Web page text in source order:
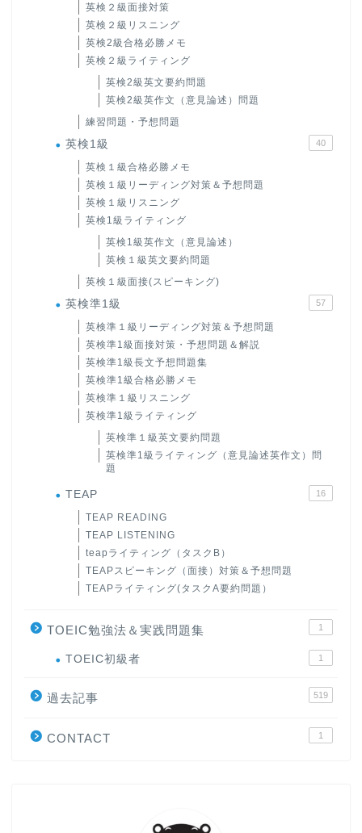
英検２級面接対策
英検２級リスニング
英検2級合格必勝メモ
英検２級ライティング
英検2級英文要約問題
英検2級英作文（意見論述）問題
練習問題・予想問題
英検1級 40
英検１級合格必勝メモ
英検１級リーディング対策＆予想問題
英検１級リスニング
英検1級ライティング
英検1級英作文（意見論述）
英検１級英文要約問題
英検１級面接(スピーキング)
英検準1級 57
英検準１級リーディング対策＆予想問題
英検準1級面接対策・予想問題＆解説
英検準1級長文予想問題集
英検準1級合格必勝メモ
英検準１級リスニング
英検準1級ライティング
英検準１級英文要約問題
英検準1級ライティング（意見論述英作文）問
題
TEAP 16
TEAP READING
TEAP LISTENING
teapライティング（タスクB）
TEAPスピーキング（面接）対策＆予想問題
TEAPライティング(タスクA要約問題）
TOEIC勉強法＆実践問題集 1
TOEIC初級者 1
過去記事 519
CONTACT 1
大学入試英語対策講座